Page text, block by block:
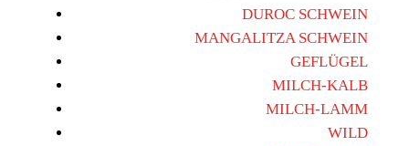
DUROC SCHWEIN
MANGALITZA SCHWEIN
GEFLÜGEL
MILCH-KALB
MILCH-LAMM
WILD